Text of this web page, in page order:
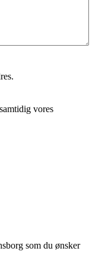
vores
som du ønsker